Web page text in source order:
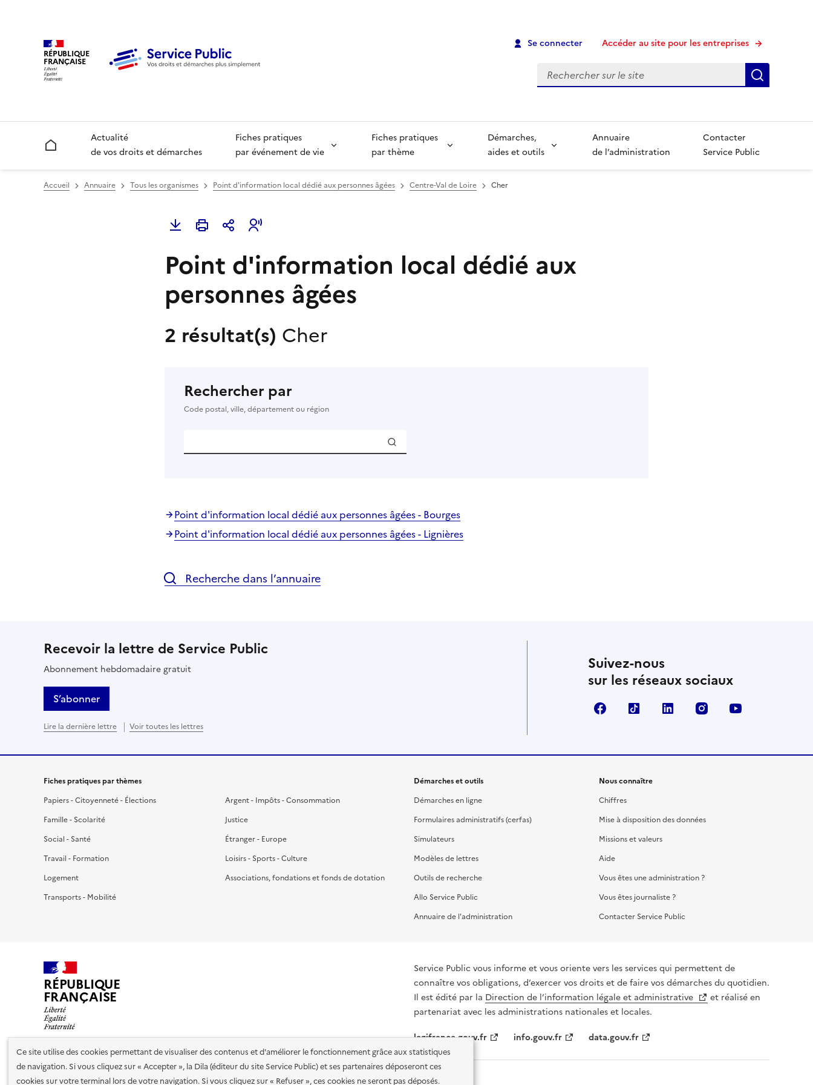
Ce site utilise des cookies permettant de visualiser des contenus et d'améliorer le fonctionnement grâce aux statistiques
de navigation. Si vous cliquez sur « Accepter », la Dila (éditeur du site Service Public) et ses partenaires déposeront ces
cookies sur votre terminal lors de votre navigation. Si vous cliquez sur « Refuser », ces cookies ne seront pas déposés.
RÉPUBLIQUE
FRANÇAISE
Se connecter Accéder au site pour les entreprises
Recherche
Accueil
Actualité
de vos droits et démarches
Fiches pratiques
par événement de vie
Fiches pratiques
par thème
Démarches,
aides et outils
Annuaire
de l’administration
Contacter
Service Public
Accueil Annuaire Tous les organismes Point d'information local dédié aux personnes âgées Centre-Val de Loire Cher
Point d'information local dédié aux
personnes âgées
2 résultat(s) Cher
Rechercher par
Code postal, ville, département ou région
Point d'information local dédié aux personnes âgées - Bourges
Point d'information local dédié aux personnes âgées - Lignières
Recherche dans l’annuaire
Recevoir la lettre de Service Public
Abonnement hebdomadaire gratuit
S’abonner
Lire la dernière lettre Voir toutes les lettres
Suivez-nous
sur les réseaux sociaux
FacebookTikTok LinkedIn Instagram
Fiches pratiques par thèmes
Papiers - Citoyenneté - Élections
Famille - Scolarité
Social - Santé
Travail - Formation
Logement
Transports - Mobilité
Argent - Impôts - Consommation
Justice
Étranger - Europe
Loisirs - Sports - Culture
Associations, fondations et fonds de dotation
Démarches et outils
Démarches en ligne
Formulaires administratifs (cerfas)
Simulateurs
Modèles de lettres
Outils de recherche
Allo Service Public
Annuaire de l'administration
Nous connaître
Chiffres
Mise à disposition des données
Missions et valeurs
Aide
Vous êtes une administration ?
Vous êtes journaliste ?
Contacter Service Public
RÉPUBLIQUE
FRANÇAISE
Service Public vous informe et vous oriente vers les services qui permettent de
connaître vos obligations, d’exercer vos droits et de faire vos démarches du quotidien.
Il est édité par la Direction de l’information légale et administrative
et réalisé en
partenariat avec les administrations nationales et locales.
legifrance.gouv.fr
info.gouv.fr data.gouv.fr
Nos partenaires